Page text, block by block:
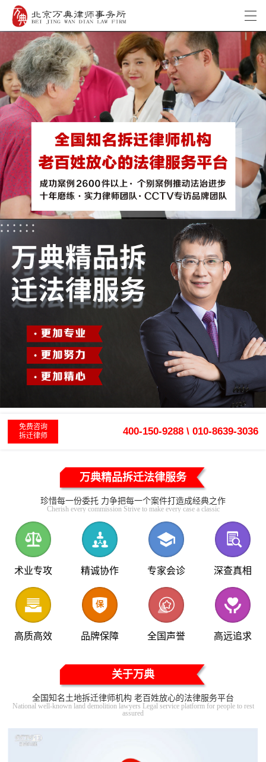
免费咨询
拆迁律师
400-150-9288 \ 010-8639-3036
万典精品拆迁法律服务
珍惜每一份委托 力争把每一个案件打造成经典之作
Cherish every commission Strive to make every case a classic
术业专攻 精诚协作 专家会诊 深查真相
高质高效 品牌保障 全国声誉 高远追求
关于万典
全国知名土地拆迁律师机构 老百姓放心的法律服务平台
National well-known land demolition lawyers Legal service platform for people to rest
assured